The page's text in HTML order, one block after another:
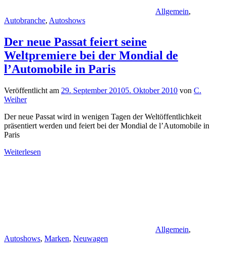
Allgemein,
Autobranche, Autoshows
Der neue Passat feiert seine
Weltpremiere bei der Mondial de
l’Automobile in Paris
Veröffentlicht am 29. September 20105. Oktober 2010 von C.
Weiher
Der neue Passat wird in wenigen Tagen der Weltöffentlichkeit
präsentiert werden und feiert bei der Mondial de l’Automobile in
Paris
Weiterlesen
Allgemein,
Autoshows, Marken, Neuwagen